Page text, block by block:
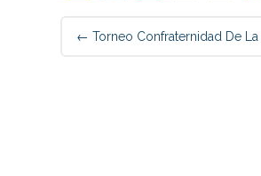
Post
navigation
← Torneo Confraternidad De